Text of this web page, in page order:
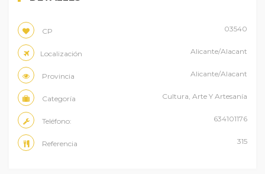
CP 03540
Localización Alicante/Alacant
Provincia Alicante/Alacant
Categoría Cultura, Arte Y Artesanía
Teléfono: 634101176
Referencia 315